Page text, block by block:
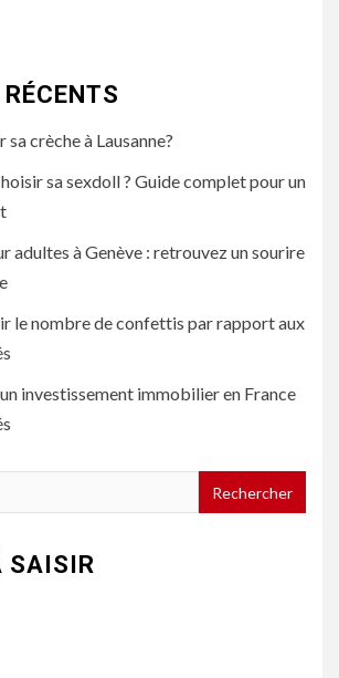
crèche à Lausanne?
sa sexdoll ? Guide complet pour un
adultes à Genève : retrouvez un sourire
le nombre de confettis par rapport aux
investissement immobilier en France
SAISIR